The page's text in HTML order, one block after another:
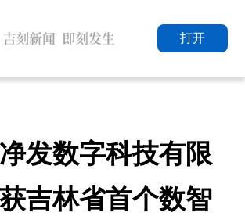
打开
发数字科技有限
吉林省首个数智